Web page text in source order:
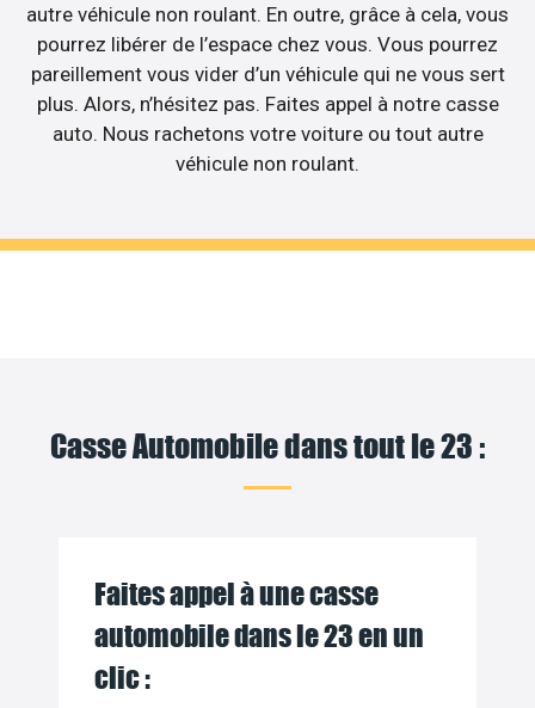
autre véhicule non roulant. En outre, grâce à cela, vous
pourrez libérer de l’espace chez vous. Vous pourrez
pareillement vous vider d’un véhicule qui ne vous sert
plus. Alors, n’hésitez pas. Faites appel à notre casse
auto. Nous rachetons votre voiture ou tout autre
véhicule non roulant.
Casse Automobile dans tout le 23 :
Faites appel à une casse
automobile dans le 23 en un
clic :